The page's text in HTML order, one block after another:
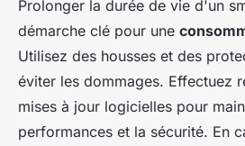
Prolonger la durée de vie d'un
démarche clé pour une
Utilisez des housses et des
éviter les dommages. Effectuez
mises à jour logicielles pour
performances et la sécurité. En